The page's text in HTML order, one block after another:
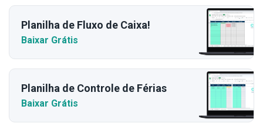
Planilha de Fluxo de Caixa!
Baixar Grátis
Planilha de Controle de Férias
Baixar Grátis